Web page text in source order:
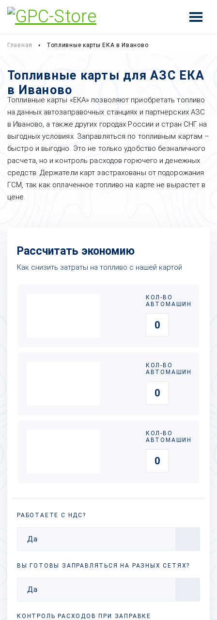
Главная Топливные карты ЕКА в Иваново
Топливные карты для АЗС ЕКА
в Иваново
Топливные карты «ЕКА» позволяют приобретать топливо
на данных автозаправочных станциях и партнерских АЗС
в Иваново, а также других городах России и стран СНГ на
выгодных условиях. Заправляться по топливным картам –
быстро и выгодно. Это не только удобство безналичного
расчета, но и контроль расходов горючего и денежных
средств. Держатели карт застрахованы от подорожания
ГСМ, так как оплаченное топливо на карте не вырастет в
цене.
Рассчитать экономию
Как снизить затраты на топливо с нашей картой
КОЛ-ВО
АВТОМАШИН
КОЛ-ВО
АВТОМАШИН
КОЛ-ВО
АВТОМАШИН
РАБОТАЕТЕ С НДС?
Да
ВЫ ГОТОВЫ ЗАПРАВЛЯТЬСЯ НА РАЗНЫХСЕТЯХ?
Да
КОНТРОЛЬ РАСХОДОВ ПРИ ЗАПРАВКЕ